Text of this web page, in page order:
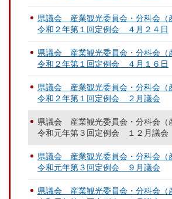
県議会 産業観光委員会・分科会（
令和２年第１回定例会 ４月２４日
県議会 産業観光委員会・分科会（
令和２年第１回定例会 ４月１６日
県議会 産業観光委員会・分科会（
令和２年第１回定例会 ２月議会
県議会 産業観光委員会・分科会（
令和元年第３回定例会 １２月議会
県議会 産業観光委員会・分科会（
令和元年第３回定例会 ９月議会
県議会 産業観光委員会・分科会（